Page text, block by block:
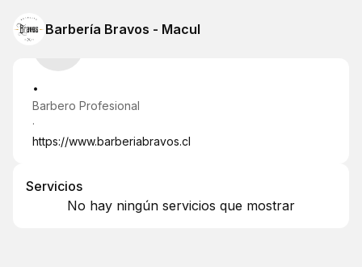
Barbería Bravos - Macul
.
Barbero Profesional
·
https://www.barberiabravos.cl
Servicios
No hay ningún servicios que mostrar